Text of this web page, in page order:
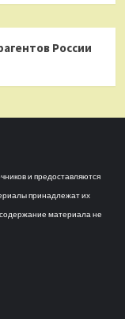
России
и предоставляются
принадлежат их
материала не